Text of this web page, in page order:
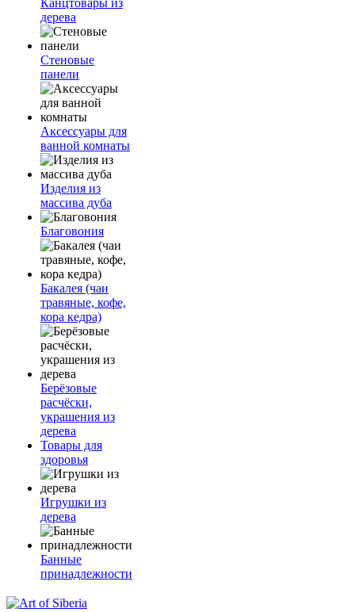
Канцтовары из
дерева
Стеновые
панели
Аксессуары для
ванной комнаты
Изделия из
массива дуба
Благовония
Бакалея (чаи
травяные, кофе,
кора кедра)
Берёзовые
расчёски,
украшения из
дерева
Товары для
здоровья
Игрушки из
дерева
Банные
принадлежности